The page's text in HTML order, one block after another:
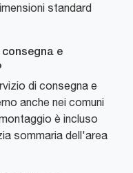
standard
e
di consegna e
anche nei comuni
è incluso
sommaria dell'area